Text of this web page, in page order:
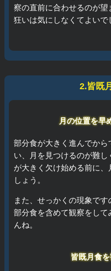
察の直前に合わせるのが
狂いは気にしなくてよいで
2.皆既
月の位置を早
部分食が大きく進んでから
い、月を見つけるのが難し
が大きく欠け始める前に、
しょう。
また、せっかくの現象です
部分食を含めて観察をし
んね。
皆既月食